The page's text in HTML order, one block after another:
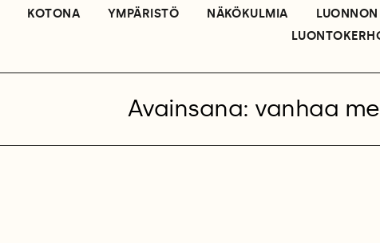
KOTONA YMPÄRISTÖ NÄKÖKULMIA
Avainsana: vanhaa